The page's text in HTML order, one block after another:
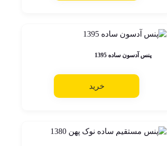
پنس آدسون ساده 1395
خرید